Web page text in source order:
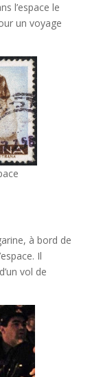
l’espace le
un voyage
à bord de
Il
vol de